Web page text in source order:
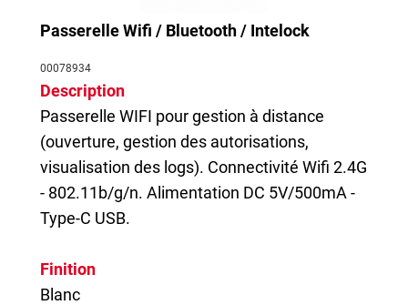
Passerelle Wifi / Bluetooth / Intelock
00078934
Description
Passerelle WIFI pour gestion à distance
(ouverture, gestion des autorisations,
visualisation des logs). Connectivité Wifi 2.4G
- 802.11b/g/n. Alimentation DC 5V/500mA -
Type-C USB.
Finition
Blanc